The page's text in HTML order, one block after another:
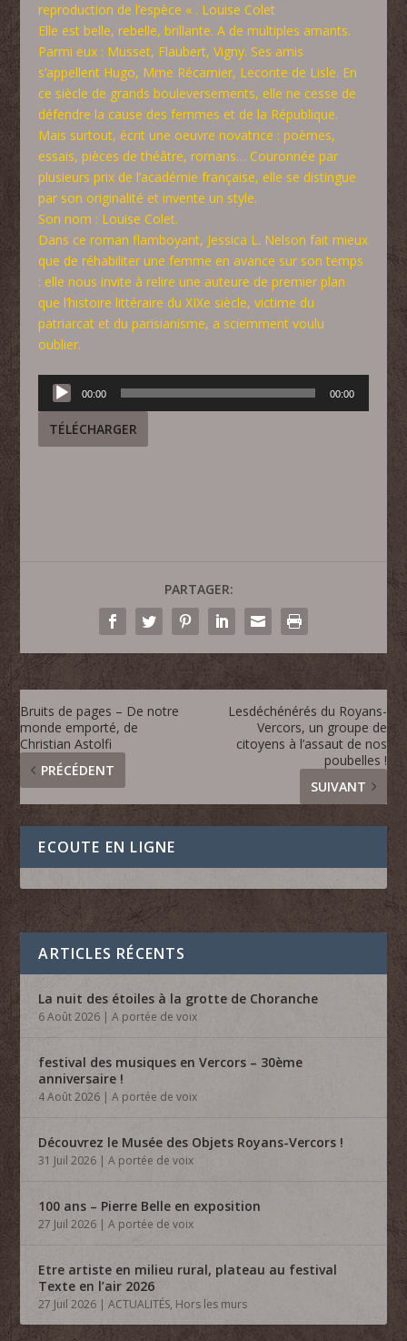
reproduction de l’espèce « . Louise Colet
Elle est belle, rebelle, brillante. A de multiples amants.
Parmi eux : Musset, Flaubert, Vigny. Ses amis
s’appellent Hugo, Mme Récamier, Leconte de Lisle. En
ce siècle de grands bouleversements, elle ne cesse de
défendre la cause des femmes et de la République.
Mais surtout, écrit une oeuvre novatrice : poèmes,
essais, pièces de théâtre, romans… Couronnée par
plusieurs prix de l’académie française, elle se distingue
par son originalité et invente un style.
Son nom : Louise Colet.
Dans ce roman flamboyant, Jessica L. Nelson fait mieux
que de réhabiliter une femme en avance sur son temps
: elle nous invite à relire une auteure de premier plan
que l’histoire littéraire du XIXe siècle, victime du
patriarcat et du parisianisme, a sciemment voulu
oublier.
Lecteur
audio
00:00 00:00
TÉLÉCHARGER
PARTAGER:
Bruits de pages – De notre
monde emporté, de
Christian Astolfi
PRÉCÉDENT
Lesdéchénérés du Royans-
Vercors, un groupe de
citoyens à l’assaut de nos
poubelles !
SUIVANT
ECOUTE EN LIGNE
ARTICLES RÉCENTS
La nuit des étoiles à la grotte de Choranche
6 Août 2026 |A portée de voix
festival des musiques en Vercors – 30ème
anniversaire !
4 Août 2026 |A portée de voix
Découvrez le Musée des Objets Royans-Vercors !
31 Juil 2026 |A portée de voix
100 ans – Pierre Belle en exposition
27 Juil 2026 |A portée de voix
Etre artiste en milieu rural, plateau au festival
Texte en l’air 2026
27 Juil 2026 |ACTUALITÉS, Hors les murs